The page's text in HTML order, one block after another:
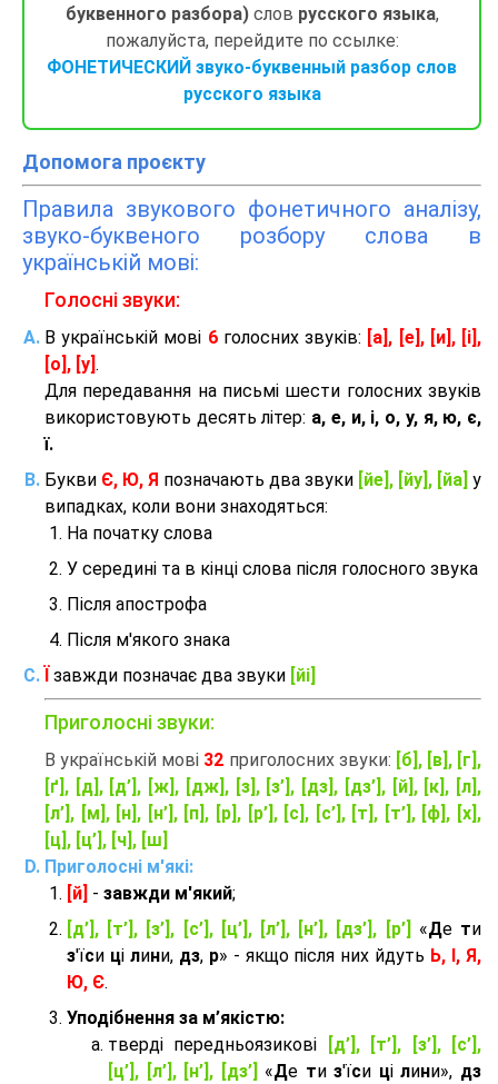
буквенного разбора)слов русского языка,
пожалуйста, перейдите по ссылке:
ФОНЕТИЧЕСКИЙ звуко-буквенный разбор слов
русского языка
Допомога проєкту
Правила звукового фонетичного аналізу,
звуко-буквеного розбору слова в
українській мові:
Голосні звуки:
В українській мові 6голосних звуків:
[а], [е], [и], [і],
[о], [у] .
Для передавання на письмі шести голосних звуків
використовують десять літер: а, е, и, і, о, у, я, ю, є,
ї.
Букви Є, Ю, Я позначають два звуки [йе], [йу], [йа] у
випадках, коли вони знаходяться:
На початку слова
У середині та в кінці слова після голосного звука
Після апострофа
Після м'якого знака
завжди позначає два звуки [йі]
Приголосні звуки:
В українській мові 32 приголосних звуки: [б], [в], [г],
[ґ], [д], [д’], [ж], [дж], [з], [з’], [дз], [дз’], [й], [к], [л],
[л’], [м], [н], [н’], [п], [р], [р’], [с], [с’], [т], [т’], [ф], [х],
[ц], [ц’], [ч], [ш]
Приголосні м'які:
[й] - завжди м'який;
[д’], [т’], [з’], [с’], [ц’], [л’], [н’], [дз’], [р’]
«Де ти
з'їси ці лини, дз, р» - якщо після них йдуть Ь, І, Я,
Ю, Є.
Уподібнення за м’якістю:
тверді передньоязикові
[д’], [т’], [з’], [с’],
[ц’], [л’], [н’], [дз’] «Де тиз'їси цілини», дз